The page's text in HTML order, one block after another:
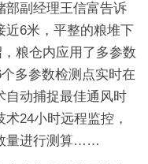
部副经理王信富告诉
近6米，平整的粮堆下
粮仓内应用了多参数
多参数检测点实时在
自动捕捉最佳通风时
24小时远程监控，
量进行测算……